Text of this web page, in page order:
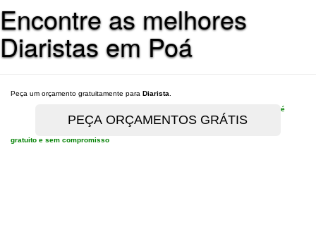
Encontre as melhores
Diaristas em Poá
Peça um orçamento gratuitamente para Diarista
é
gratuito e sem compromisso